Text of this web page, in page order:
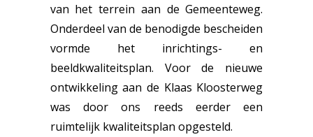
van het terrein aan de Gemeenteweg.
Onderdeel van de benodigde bescheiden
vormde het inrichtings- en
beeldkwaliteitsplan. Voor de nieuwe
ontwikkeling aan de Klaas Kloosterweg
was door ons reeds eerder een
ruimtelijk kwaliteitsplan opgesteld.